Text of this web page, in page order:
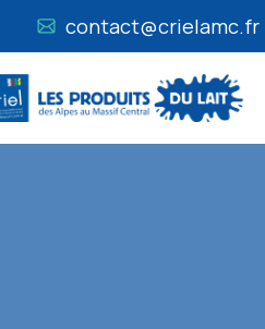
contact@crielamc.fr